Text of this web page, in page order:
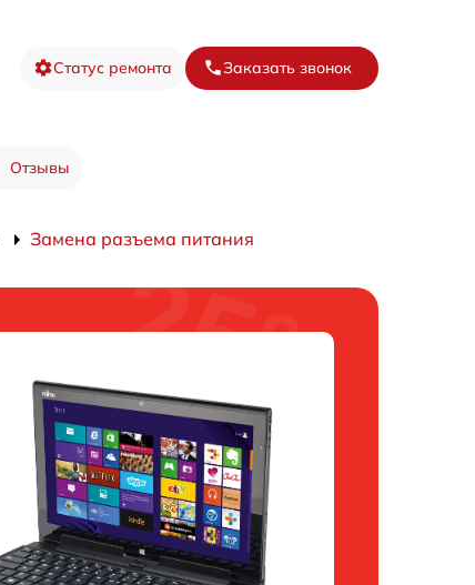
Статус ремонта Заказать звонок
Отзывы
Замена разъема питания